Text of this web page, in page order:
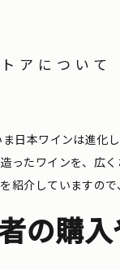
アについて
ま日本ワインは進化
ったワインを、広
紹介していますので
の購